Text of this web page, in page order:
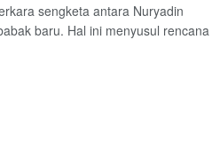
sengketa antara Nuryadin
baru. Hal ini menyusul rencana